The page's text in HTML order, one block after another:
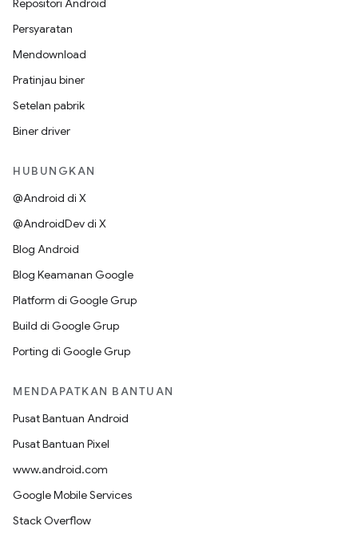
Repositori Android
Persyaratan
Mendownload
Pratinjau biner
Setelan pabrik
Biner driver
HUBUNGKAN
@Android di X
@AndroidDev di X
Blog Android
Blog Keamanan Google
Platform di Google Grup
Build di Google Grup
Porting di Google Grup
MENDAPATKAN BANTUAN
Pusat Bantuan Android
Pusat Bantuan Pixel
www.android.com
Google Mobile Services
Stack Overflow